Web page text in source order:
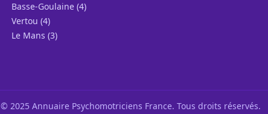
Basse-Goulaine (4)
Vertou (4)
Le Mans (3)
© 2025 Annuaire Psychomotriciens France. Tous droits réservés.